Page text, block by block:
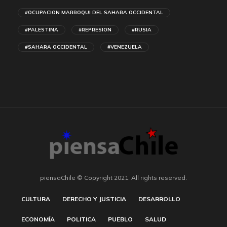
#OCUPACION MARROQUI DEL SAHARA OCCIDENTAL
#PALESTINA #REPRESION #RUSIA
#SAHARA OCCIDENTAL #VENEZUELA
piensaChile © Copyright 2021. All rights reserved.
CULTURA DERECHO Y JUSTICIA DESARROLLO
ECONOMÍA POLITICA PUEBLO SALUD